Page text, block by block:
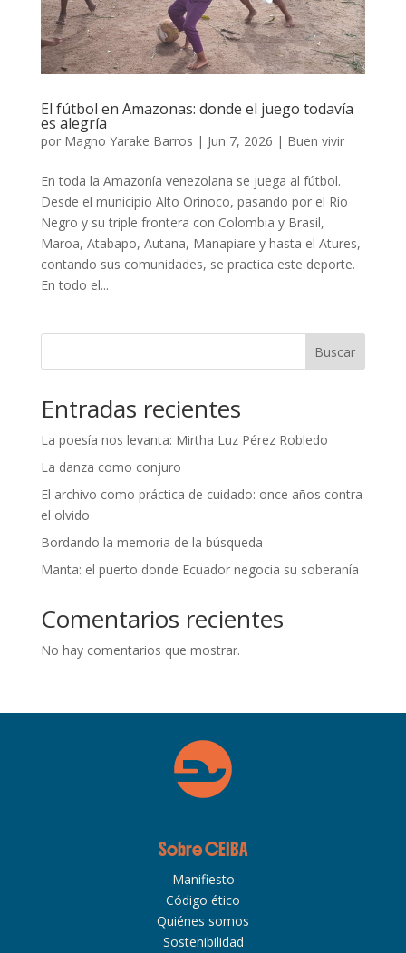
El fútbol en Amazonas: donde el juego todavía
es alegría
por Magno Yarake Barros | Jun 7, 2026 | Buen vivir
En toda la Amazonía venezolana se juega al fútbol.
Desde el municipio Alto Orinoco, pasando por el Río
Negro y su triple frontera con Colombia y Brasil,
Maroa, Atabapo, Autana, Manapiare y hasta el Atures,
contando sus comunidades, se practica este deporte.
En todo el...
Buscar
Entradas recientes
La poesía nos levanta: Mirtha Luz Pérez Robledo
La danza como conjuro
El archivo como práctica de cuidado: once años contra
el olvido
Bordando la memoria de la búsqueda
Manta: el puerto donde Ecuador negocia su soberanía
Comentarios recientes
No hay comentarios que mostrar.
Sobre CEIBA
Manifiesto
Código ético
Quiénes somos
Sostenibilidad